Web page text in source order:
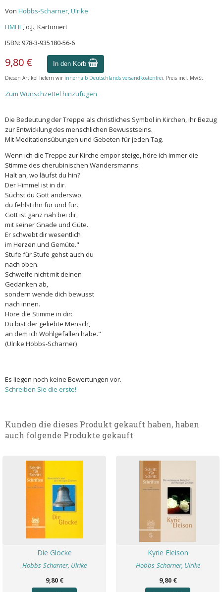
Von Hobbs-Scharner, Ulrike
HMHE, o.J., Kartoniert
ISBN: 978-3-935180-56-6
9,80 € In den Korb
Diesen Artikel liefern wir innerhalb Deutschlands versandkostenfrei. Preis incl. MwSt.
Zum Wunschzettel hinzufügen
Die Bedeutung der Treppe als christliches Symbol in Kirchen, ihr Bezug
zur Entwicklung des menschlichen Bewusstseins.
Mit Meditationsübungen und Gebeten für jeden Tag.
Wenn ich die Treppe zur Kirche empor steige, höre ich immer die
Stimme des cherubinischen Wandersmanns:
Halt an, wo läufst du hin?
Der Himmel ist in dir.
Suchst du Gott anderswo,
du fehlst ihn für und für.
Gott ist ganz nah bei dir,
mit seiner Gnade und Güte.
Er schwebt dir wesentlich
im Herzen und Gemüte."
Stufe für Stufe gehst auch du
nach oben.
Schweife nicht mit deinen
Gedanken ab,
sondern wende dich bewusst
nach innen.
Höre die Stimme in dir:
Du bist der geliebte Mensch,
an dem ich Wohlgefallen habe."
(Ulrike Hobbs-Scharner)
Es liegen noch keine Bewertungen vor.
Schreiben Sie die erste!
Kunden die dieses Produkt gekauft haben, haben
auch folgende Produkte gekauft
Die Glocke
Hobbs-Scharner, Ulrike
9,80 €
Kyrie Eleison
Hobbs-Scharner, Ulrike
9,80 €